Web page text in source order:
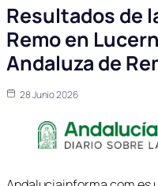
Resultados de
Remo en
Andaluza de
28 Junio 2026